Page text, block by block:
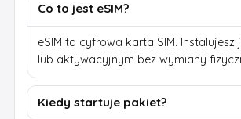
Co to jest eSIM?
eSIM to cyfrowa karta SIM. Instalujesz
lub aktywacyjnym bez wymiany
Kiedy startuje pakiet?